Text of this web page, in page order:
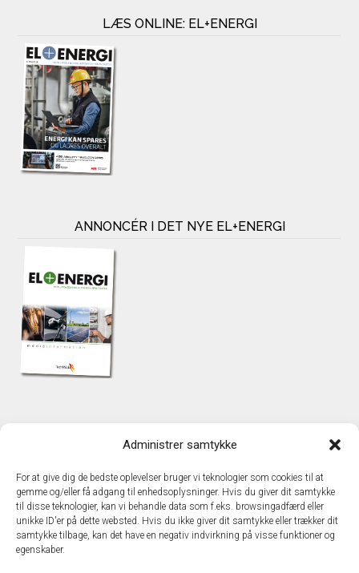
Administrer samtykke
For at give dig de bedste oplevelser bruger vi teknologier som cookies til at
gemme og/eller få adgang til enhedsoplysninger. Hvis du giver dit samtykke
til disse teknologier, kan vi behandle data som f.eks. browsingadfærd eller
unikke ID'er på dette websted. Hvis du ikke giver dit samtykke eller trækker dit
samtykke tilbage, kan det have en negativ indvirkning på visse funktioner og
egenskaber.
LÆS ONLINE: EL+ENERGI
ANNONCÉR I DET NYE EL+ENERGI
TechMedia A/S
DK – 2600 Glostrup
www.techmedia.dk
Telefon: +45 43 24 26 28
E-mail:info@techmedia.dk